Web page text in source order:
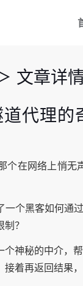
文章详
道代理
个在网络上悄
个黑客如何通
？
神秘的中介，
着再返回结果